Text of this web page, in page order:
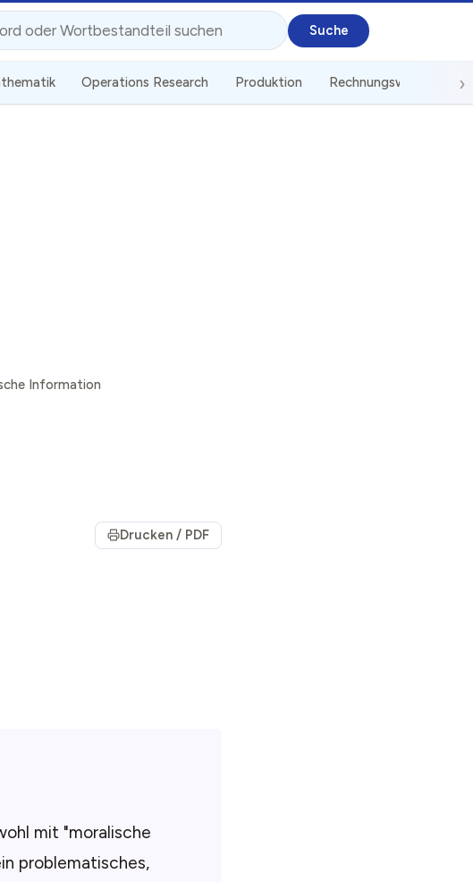
Operations Research Produktion Rechnungswesen
Information
Drucken / PDF
mit "moralische
problematisches,